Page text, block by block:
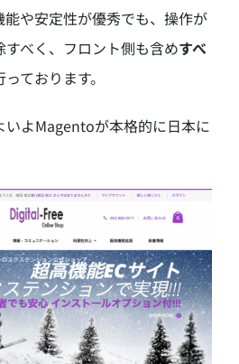
や安定性が優秀でも、操作が
べく、フロント側も含めすべ
っております。
いよMagentoが本格的に日本に